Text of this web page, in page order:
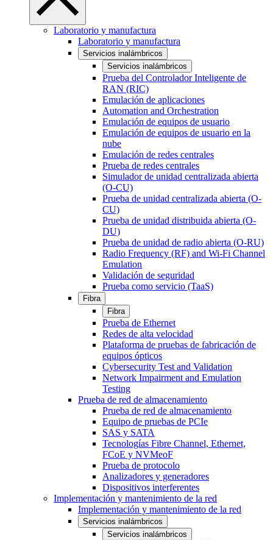
Laboratorio y manufactura
Laboratorio y manufactura
Servicios inalámbricos
Servicios inalámbricos
Prueba del Controlador Inteligente de
RAN (RIC)
Emulación de aplicaciones
Automation and Orchestration
Emulación de equipos de usuario
Emulación de equipos de usuario en la
nube
Emulación de redes centrales
Prueba de redes centrales
Simulador de unidad centralizada abierta
(O-CU)
Prueba de unidad centralizada abierta (O-
CU)
Prueba de unidad distribuida abierta (O-
DU)
Prueba de unidad de radio abierta (O-RU)
Radio Frequency (RF) and Wi-Fi Channel
Emulation
Validación de seguridad
Prueba como servicio (TaaS)
Fibra
Fibra
Prueba de Ethernet
Redes de alta velocidad
Plataforma de pruebas de fabricación de
equipos ópticos
Cybersecurity Test and Validation
Network Impairment and Emulation
Testing
Prueba de red de almacenamiento
Prueba de red de almacenamiento
Equipo de pruebas de PCIe
SAS y SATA
Tecnologías Fibre Channel, Ethernet,
FCoE y NVMeoF
Prueba de protocolo
Analizadores y generadores
Dispositivos interferentes
Implementación y mantenimiento de la red
Implementación y mantenimiento de la red
Servicios inalámbricos
Servicios inalámbricos